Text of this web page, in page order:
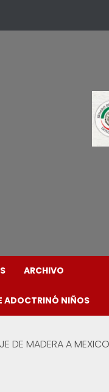
ARCHIVO
ADOCTRINÓ NIÑOS
DE MADERA A